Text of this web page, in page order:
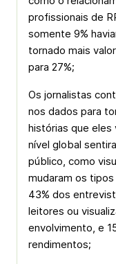
profissionais de
somente 9%
tornado mais
para 27%;
Os jornalistas
nos dados para
histórias que eles
nível global
público, como
mudaram os
43% dos
leitores ou
envolvimento, e
rendimentos;